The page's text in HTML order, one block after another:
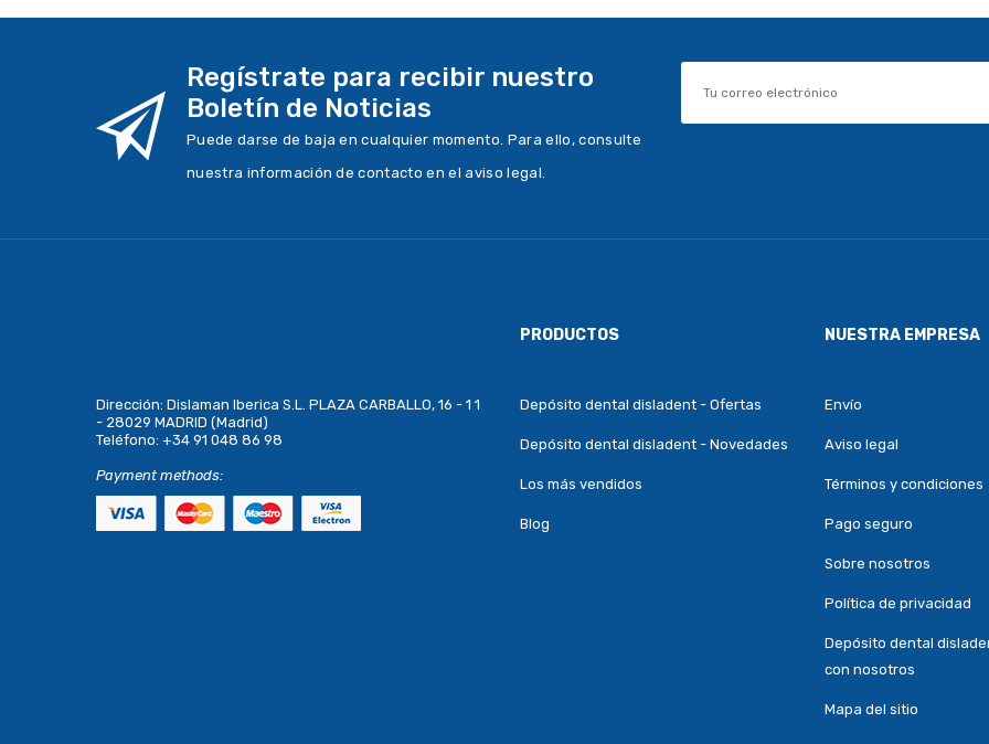
Regístrate para recibir nuestro
Boletín de Noticias
Puede darse de baja en cualquier momento. Para ello, consulte
nuestra información de contacto en el aviso legal.
Dirección: Dislaman Iberica S.L. PLAZA CARBALLO, 16 - 1 1
- 28029 MADRID (Madrid)
Teléfono: +34 91 048 86 98
Payment methods:
PRODUCTOS
Depósito dental disladent - Ofertas
Depósito dental disladent - Novedades
Los más vendidos
Blog
NUESTRA EMPRESA
Envío
Aviso legal
Términos y condiciones
Pago seguro
Sobre nosotros
Política de privacidad
Depósito dental
con nosotros
Mapa del sitio